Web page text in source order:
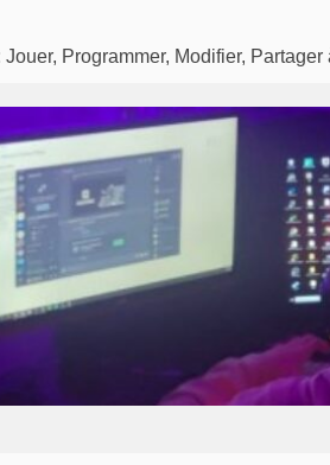
Jouer, Programmer, Modifier,